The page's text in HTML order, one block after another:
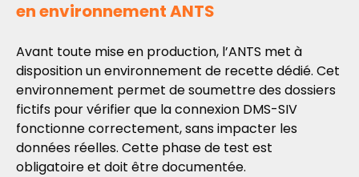
en environnement ANTS
Avant toute mise en production, l’ANTS met à
disposition un environnement de recette dédié. Cet
environnement permet de soumettre des dossiers
fictifs pour vérifier que la connexion DMS-SIV
fonctionne correctement, sans impacter les
données réelles. Cette phase de test est
obligatoire et doit être documentée.